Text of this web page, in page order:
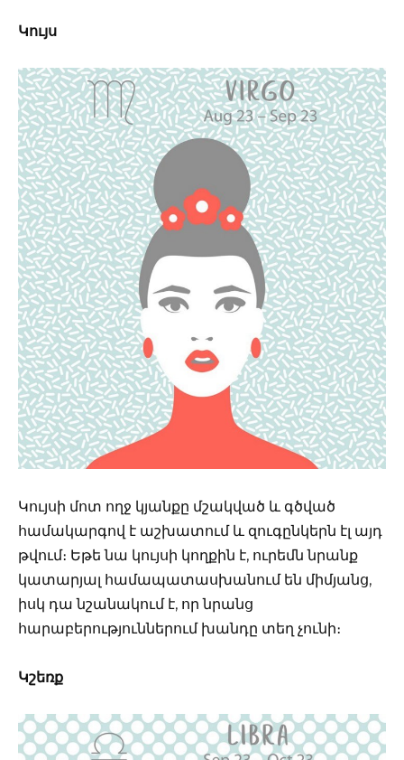
Կույս
Կույսի մոտ ողջ կյանքը մշակված և գծված
համակարգով է աշխատում և զուգընկերն էլ այդ
թվում։ Եթե նա կույսի կողքին է, ուրեմն նրանք
կատարյալ համապատասխանում են միմյանց,
իսկ դա նշանակում է, որ նրանց
հարաբերություններում խանդը տեղ չունի։
Կշեռք